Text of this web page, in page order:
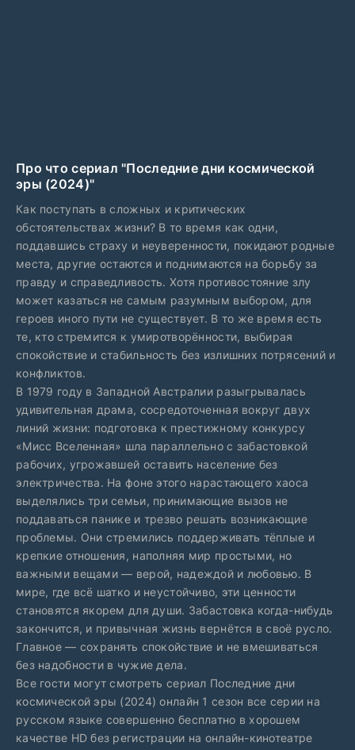
Про что сериал "Последние дни космической
эры (2024)"
Как поступать в сложных и критических
обстоятельствах жизни? В то время как одни,
поддавшись страху и неуверенности, покидают родные
места, другие остаются и поднимаются на борьбу за
правду и справедливость. Хотя противостояние злу
может казаться не самым разумным выбором, для
героев иного пути не существует. В то же время есть
те, кто стремится к умиротворённости, выбирая
спокойствие и стабильность без излишних потрясений и
конфликтов.
В 1979 году в Западной Австралии разыгрывалась
удивительная драма, сосредоточенная вокруг двух
линий жизни: подготовка к престижному конкурсу
«Мисс Вселенная» шла параллельно с забастовкой
рабочих, угрожавшей оставить население без
электричества. На фоне этого нарастающего хаоса
выделялись три семьи, принимающие вызов не
поддаваться панике и трезво решать возникающие
проблемы. Они стремились поддерживать тёплые и
крепкие отношения, наполняя мир простыми, но
важными вещами — верой, надеждой и любовью. В
мире, где всё шатко и неустойчиво, эти ценности
становятся якорем для души. Забастовка когда-нибудь
закончится, и привычная жизнь вернётся в своё русло.
Главное — сохранять спокойствие и не вмешиваться
без надобности в чужие дела.
Все гости могут смотреть сериал Последние дни
космической эры (2024) онлайн 1 сезон все серии на
русском языке совершенно бесплатно в хорошем
качестве HD без регистрации на онлайн-кинотеатре